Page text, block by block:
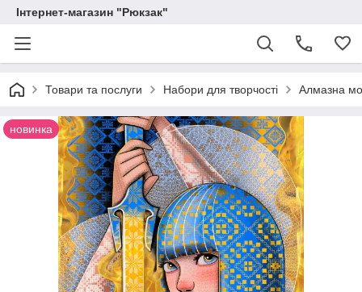
Інтернет-магазин "Рюкзак"
Товари та послуги Набори для творчості Алмазна
новинка